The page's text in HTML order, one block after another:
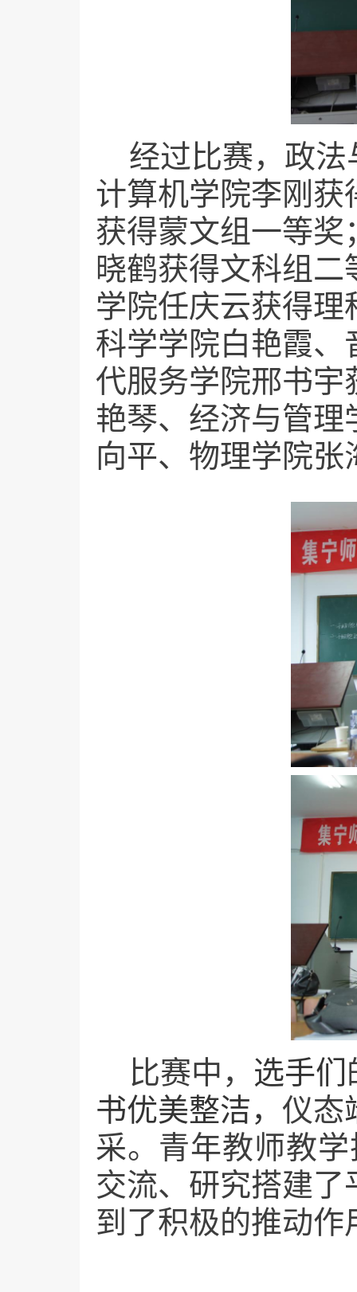
经过比赛，政
计算机学院李刚
获得蒙文组一等
晓鹤获得文科组
学院任庆云获得
科学学院白艳霞
代服务学院邢书
艳琴、经济与管
向平、物理学院
比赛中， 选手们
书优美整洁， 仪态
采。 青年教师教
交流、研究搭建了
到了积极的推动作